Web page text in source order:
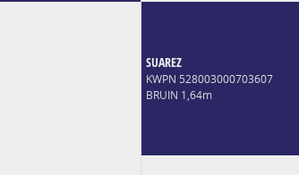
SUAREZ
KWPN 528003000703607
BRUIN 1,64m